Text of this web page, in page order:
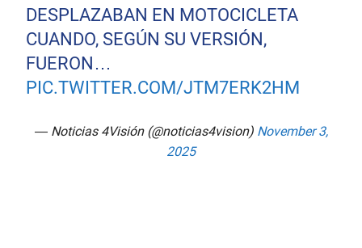
DESPLAZABAN EN MOTOCICLETA
CUANDO, SEGÚN SU VERSIÓN,
FUERON…
PIC.TWITTER.COM/JTM7ERK2HM
— Noticias 4Visión (@noticias4vision) November 3,
2025